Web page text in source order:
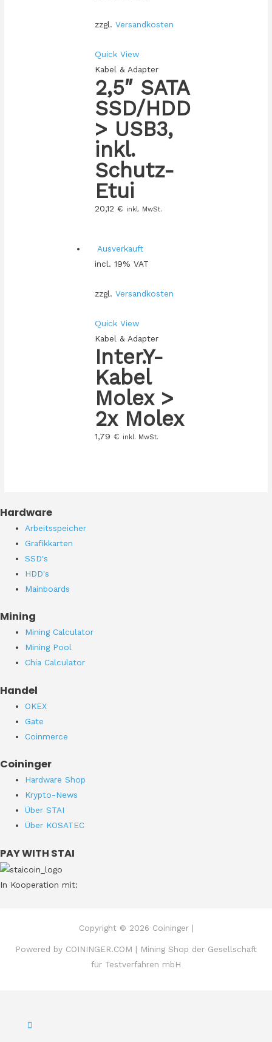
zzgl. Versandkosten
Quick View
Kabel & Adapter
2,5″ SATA
SSD/HDD
> USB3,
inkl.
Schutz-
Etui
20,12 € inkl. MwSt.
Ausverkauft
incl. 19% VAT
zzgl. Versandkosten
Quick View
Kabel & Adapter
Inter.Y-
Kabel
Molex >
2x Molex
1,79 € inkl. MwSt.
Hardware
Arbeitsspeicher
Grafikkarten
SSD's
HDD's
Mainboards
Mining
Mining Calculator
Mining Pool
Chia Calculator
Handel
OKEX
Gate
Coinmerce
Coininger
Hardware Shop
Krypto-News
Über STAI
Über KOSATEC
PAY WITH STAI
In Kooperation mit:
Copyright © 2026 Coininger |
Powered by COININGER.COM | Mining Shop der Gesellschaft
für Testverfahren mbH